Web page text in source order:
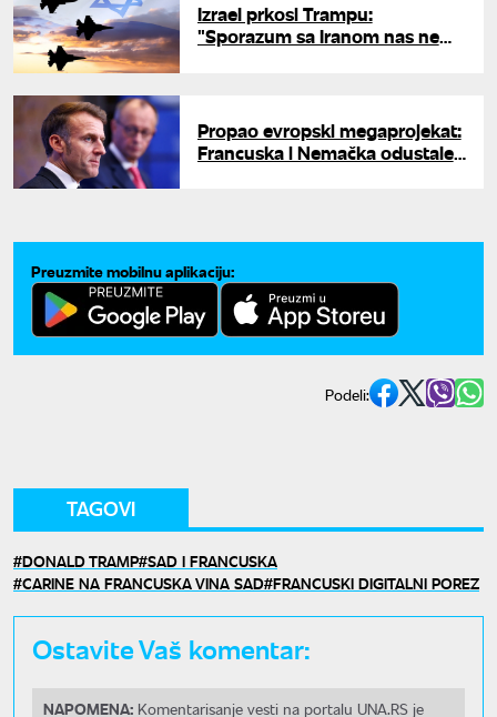
Izrael prkosi Trampu:
"Sporazum sa Iranom nas ne
Propao evropski megaprojekat:
Francuska i Nemačka odustale
Preuzmite mobilnu aplikaciju:
Podeli:
TAGOVI
DONALD TRAMP SAD I FRANCUSKA
CARINE NA FRANCUSKA VINA SAD FRANCUSKI DIGITALNI POREZ
Ostavite Vaš komentar:
NAPOMENA: Komentarisanje vesti na portalu UNA.RS je